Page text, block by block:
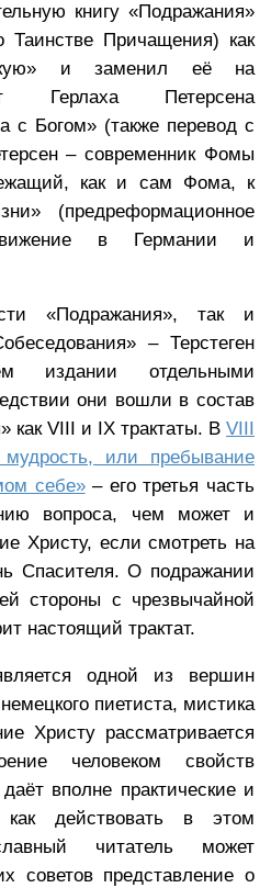
книгу «Подражания»
Таинстве Причащения) как
и заменил её на
Герлаха Петерсена
с Богом» (также перевод с
– современник Фомы
как и сам Фома, к
(предреформационное
движение в Германии и
«Подражания», так и
– Терстеген
издании отдельными
они вошли в состав
как VIII и IX трактаты. В VIII
мудрость, или пребывание
себе»– его третья часть
вопроса, чем может и
Христу, если смотреть на
Спасителя. О подражании
стороны с чрезвычайной
настоящий трактат.
одной из вершин
пиетиста, мистика
Христу рассматривается
человеком свойств
вполне практические и
действовать в этом
читатель может
советов представление о